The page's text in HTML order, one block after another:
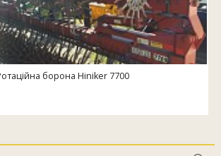
борона Hiniker 7700